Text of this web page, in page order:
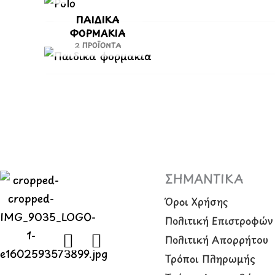
ΠΑΙΔΙΚΆ
ΦΟΡΜΆΚΙΑ
2 ΠΡΟΪΌΝΤΑ
F
a
I
n
ΣΗΜΑΝΤΙΚΑ
Όροι Χρήσης
Πολιτική Επιστροφών
Πολιτική Απορρήτου
Τρόποι Πληρωμής